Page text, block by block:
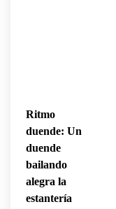
Ritmo
duende: Un
duende
bailando
alegra la
estantería